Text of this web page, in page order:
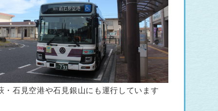
・石見空港や石見銀山にも運行しています